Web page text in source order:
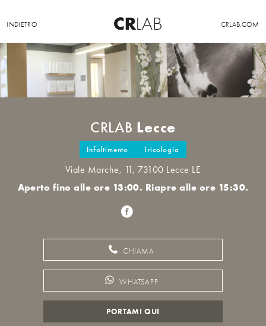
INDIETRO CRLAB.COM
CRLAB Lecce
Infoltimento Tricologia
Viale Marche, 11, 73100 Lecce LE
Aperto fino alle ore 13:00. Riapre alle ore 15:30.
CHIAMA
WHATSAPP
PORTAMI QUI